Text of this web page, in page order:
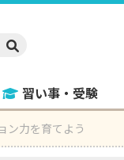
習い事・受験
ン力を育てよう